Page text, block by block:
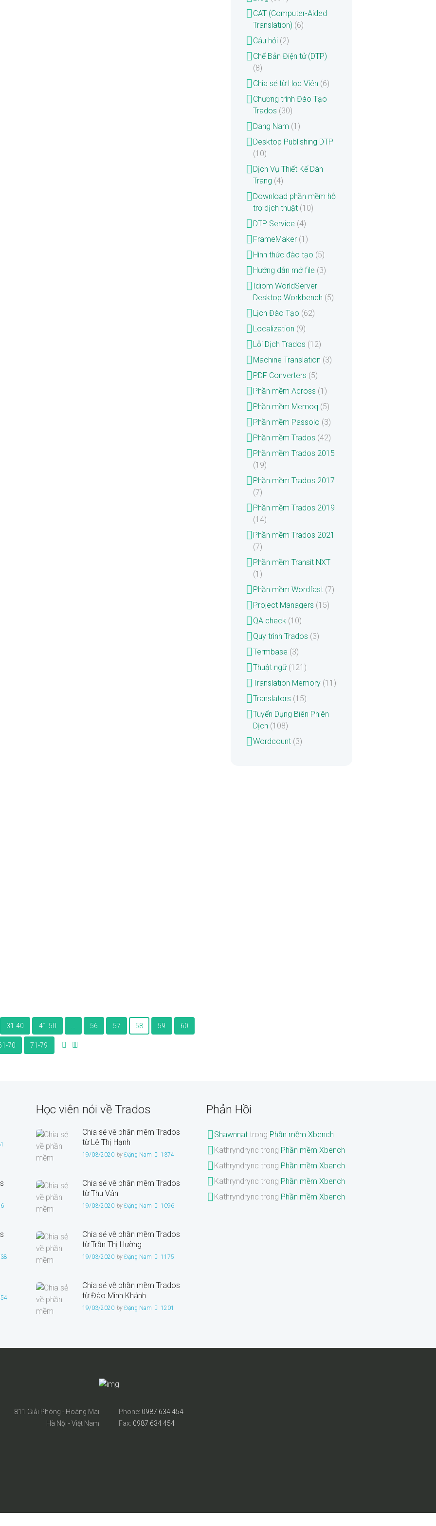
31-40 41-50 56 57 58 59 60
70 71-79
CAT (Computer-Aided
Translation) (6)
Câu hỏi (2)
Chế Bản Điện tử (DTP)
(8)
Chia sẻ từ Học Viên (6)
Chương trình Đào Tạo
Trados (30)
Dang Nam (1)
Desktop Publishing DTP
(10)
Dịch Vụ Thiết Kế Dàn
Trang (4)
Download phần mềm hỗ
trợ dịch thuật (10)
DTP Service (4)
FrameMaker (1)
Hình thức đào tạo (5)
Hướng dẫn mở file (3)
Idiom WorldServer
Desktop Workbench (5)
Lịch Đào Tạo (62)
Localization (9)
Lỗi Dịch Trados (12)
Machine Translation (3)
PDF Converters (5)
Phần mềm Across (1)
Phần mềm Memoq (5)
Phần mềm Passolo (3)
Phần mềm Trados (42)
Phần mềm Trados 2015
(19)
Phần mềm Trados 2017
(7)
Phần mềm Trados 2019
(14)
Phần mềm Trados 2021
(7)
Phần mềm Transit NXT
(1)
Phần mềm Wordfast (7)
Project Managers (15)
QA check (10)
Quy trình Trados (3)
Termbase (3)
Thuật ngữ(121)
Translation Memory (11)
Translators (15)
Tuyển Dụng Biên Phiên
Dịch (108)
Wordcount (3)
Học viên nói về Trados
Chia sẻ về phần mềm Trados
từ Lê Thị Hạnh
19/03/2020 by Đặng Nam 1374
Chia sẻ về phần mềm Trados
từ Thu Vân
19/03/2020 by Đặng Nam 1096
Chia sẻ về phần mềm Trados
từ Trần Thị Hường
19/03/2020 by Đặng Nam 1175
Chia sẻ về phần mềm Trados
từ Đào Minh Khánh
19/03/2020 by Đặng Nam 1201
Phản Hồi
Shawnnat trong Phần mềm Xbench
Kathryndrync trong Phần mềm Xbench
Kathryndrync trong Phần mềm Xbench
Kathryndrync trong Phần mềm Xbench
Kathryndrync trong Phần mềm Xbench
Phone: 0987 634 454
Fax: 0987 634 454
811 Giải Phóng - Hoàng Mai
Hà Nội - Việt Nam